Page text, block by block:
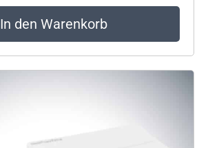
In den Warenkorb